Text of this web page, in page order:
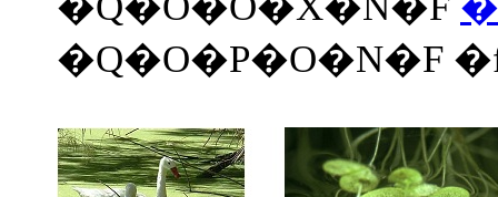
�Q�O�P�O�N�F